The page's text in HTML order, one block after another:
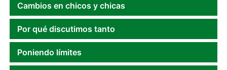
Cambios en chicos y chicas
Por qué discutimos tanto
Poniendo límites